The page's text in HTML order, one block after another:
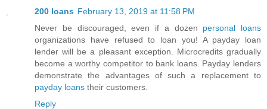
200 loans February 13, 2019 at 11:58 PM
Never be discouraged, even if a dozen personal loans
organizations have refused to loan you! A payday loan
lender will be a pleasant exception. Microcredits gradually
become a worthy competitor to bank loans. Payday lenders
demonstrate the advantages of such a replacement to
payday loans their customers.
Reply